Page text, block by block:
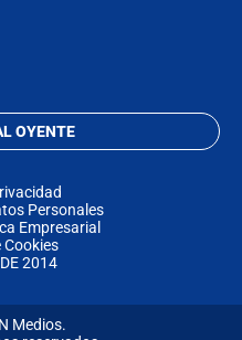
OYENTE
Personales
Empresarial
Cookies
2014
Medios.